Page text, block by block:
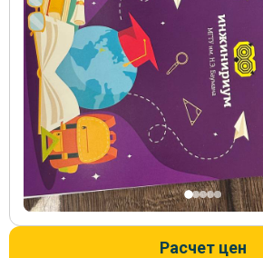
Расчет цен